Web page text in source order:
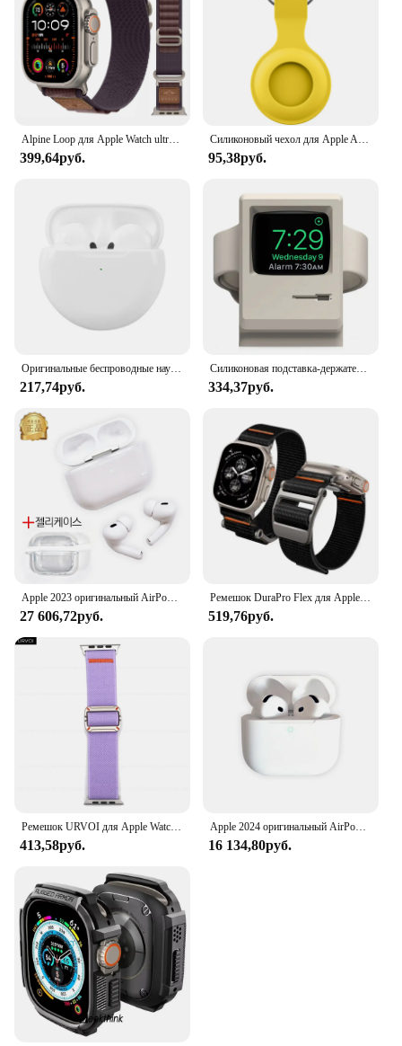
Alpine Loop для Apple Watch ultra Band 49 мм 44 мм 40 мм 45 мм 41 мм 42 мм 38 мм 44 нейлоновый браслет iWatch series 9 7 6 5 4 3 8 se Ремешок
399,64руб.
Силиконовый чехол для Apple Airtags, защитный чехол, аксессуары для трекера, брелок с защитой от царапин, чехол для Apple Air tag
95,38руб.
Оригинальные беспроводные наушники Air Pro 6 TWS, Bluetooth наушники-вкладыши, наушники-вкладыши, спортивные геймерские наушники, гарнитура для Apple iPhone
217,74руб.
Силиконовая подставка-держатель для Apple Watch 7 6 5 4 iWatch 3 2 1
334,37руб.
Apple 2023 оригинальный AirPod Pro 2nd generation USB-C MTJV3KH/A (+ подарок чехол)
27 606,72руб.
Ремешок DuraPro Flex для Apple Watch Series Ultra/Ultra2 9 8/7/6/5/, нейлоновый браслет для наручных часов, совместимый с 49 мм 45 мм 44 мм 42 мм, 2024
519,76руб.
Ремешок URVOI для Apple Watch Ultra 2 1 серии 10 9 8765 SE, эластичный нейлоновый ремешок с механической пряжкой для браслета iWatch с петлей
413,58руб.
Apple 2024 оригинальный AirPod 4-го поколения MXP63KH/A из Кореи
16 134,80руб.